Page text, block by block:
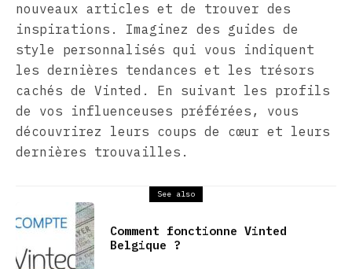
nouveaux articles et de trouver des
inspirations. Imaginez des guides de
style personnalisés qui vous indiquent
les dernières tendances et les trésors
cachés de Vinted. En suivant les profils
de vos influenceuses préférées, vous
découvrirez leurs coups de cœur et leurs
dernières trouvailles.
See also
Comment fonctionne Vinted
Belgique ?